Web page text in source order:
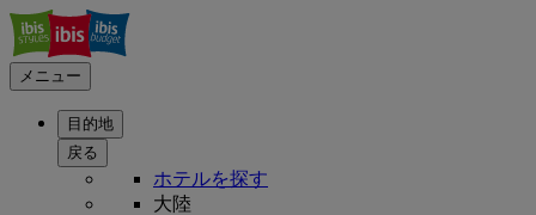
メニュー
目的地
戻る
ホテルを探す
大陸